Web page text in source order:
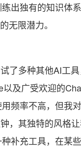
练出独有的知识体
无限潜力。
了多种其他AI工
及广受欢迎的
频率不高，但我
，其独特的风格让
补充工具，在某